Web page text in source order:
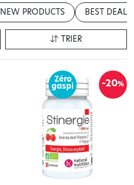
NEW PRODUCTS BEST DEALS
TRIER
-20%
Zéro
gaspi